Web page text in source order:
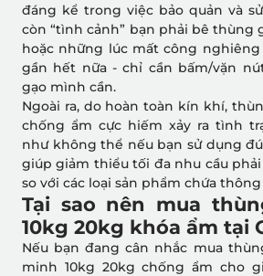
đáng kể trong việc bảo quản và
còn “tình cảnh” bạn phải bê thùng
hoặc những lúc mất công
gần hết nữa - chỉ cần bấm/vặn
gạo mình cần.
Ngoài ra, do hoàn toàn kín khí,
chống ẩm cực hiếm xảy ra tình
như không thể nếu bạn sử dụng
giúp giảm thiểu tối đa nhu cầu
so với các loại sản phẩm chứa
Tại sao nên mua
10kg 20kg khóa ẩm tại
Nếu bạn đang cân nhắc mua
minh 10kg 20kg chống ẩm cho